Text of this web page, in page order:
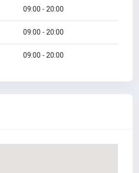
09:00 - 20:00
09:00 - 20:00
09:00 - 20:00